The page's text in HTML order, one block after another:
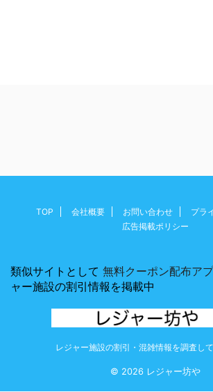
TOP 会社概要 お問い合わせ
プラ
広告掲載ポリシー
類似サイトとして 無料クーポン配布ア
ャー施設の割引情報を掲載中
レジャー施設の割引・混雑情報を調査し
© 2026 レジャー坊や